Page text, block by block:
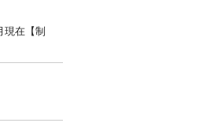
在【制